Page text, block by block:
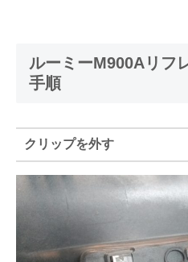
ルーミーM900Aリフ
手順
クリップを外す